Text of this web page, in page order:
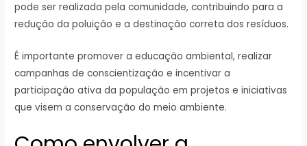
pode ser realizada pela comunidade, contribuindo para a
redução da poluição e a destinação correta dos resíduos.
É importante promover a educação ambiental, realizar
campanhas de conscientização e incentivar a
participação ativa da população em projetos e iniciativas
que visem a conservação do meio ambiente.